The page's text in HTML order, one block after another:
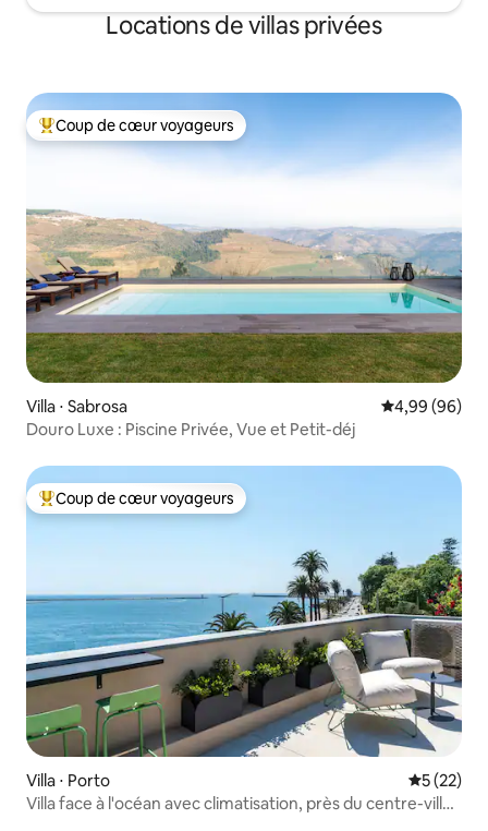
Locations de villas privées
Coups de cœur voyageurs les plus appréciés
Coup de cœur voyageurs
Villa ⋅ Sabrosa Évaluation
4,99 (96)
Douro Luxe : Piscine Privée, Vue et Petit-déj
Coups de cœur voyageurs les plus appréciés
Coup de cœur voyageurs
Villa ⋅ Porto
5 (22)
Villa face à l'océan avec climatisation, près du centre-ville